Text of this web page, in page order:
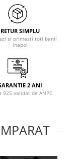
RETUR SIMPLU
si primesti toti banii
inapoi
2 ANI
925 validat de ANPC